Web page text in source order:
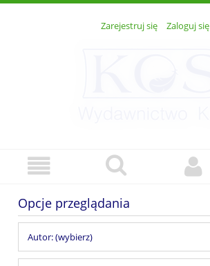
Zarejestruj się Zaloguj się
Opcje przeglądania
Autor: (wybierz)